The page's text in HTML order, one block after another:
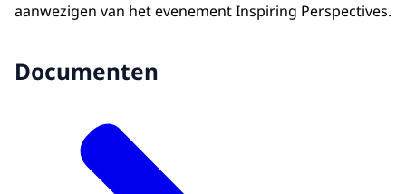
aanwezigen van het evenement Inspiring Perspectives.
Documenten